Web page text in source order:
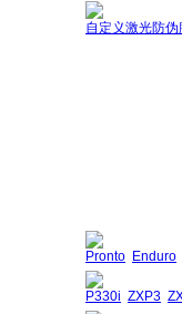
自定义激光防伪
Pronto Enduro
P330i ZXP3